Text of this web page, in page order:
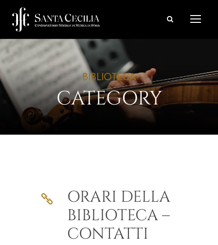
BIBLIOTECA
CATEGORY
ORARI DELLA
BIBLIOTECA –
CONTATTI